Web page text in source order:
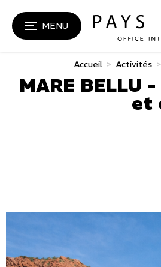
MENU
Accueil > Activités >
MARE BELLU
et